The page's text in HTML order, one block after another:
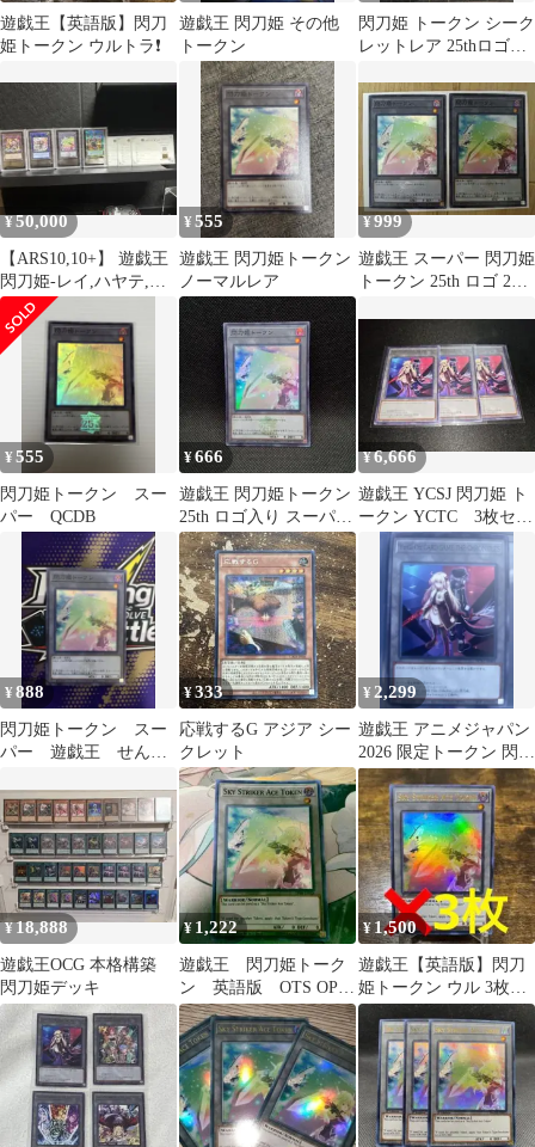
遊戯王【英語版】閃刀
姫トークン ウルトラ❗️
遊戯王 閃刀姫 その他
トークン
閃刀姫 トークン シーク
レットレア 25thロゴ入
¥50,000
【ARS10,10+】 遊戯王
閃刀姫-レイ,ハヤテ,ト
ークン,増援 25th
¥555
遊戯王 閃刀姫トークン
ノーマルレア
¥999
遊戯王 スーパー 閃刀姫
トークン 25th ロゴ 2枚
¥555
閃刀姫トークン スー
パー QCDB
¥666
遊戯王 閃刀姫トークン
25th ロゴ入り スーパー
QCDB
¥6,666
遊戯王 YCSJ 閃刀姫 ト
ークン YCTC 3枚セッ
ト売り
¥888
閃刀姫トークン スー
パー 遊戯王 せんと
ットビット
¥333
応戦するG アジア シー
クレット
¥2,299
遊戯王 アニメジャパン
2026 限定トークン 閃刀
姫
¥18,888
遊戯王OCG 本格構築
閃刀姫デッキ
¥ 1,222
遊戯王 閃刀姫トーク
ン 英語版 OTS OP08
スーパー
¥ 1,500
遊戯王【英語版】閃刀
姫トークン ウル 3枚セ
ット❗️